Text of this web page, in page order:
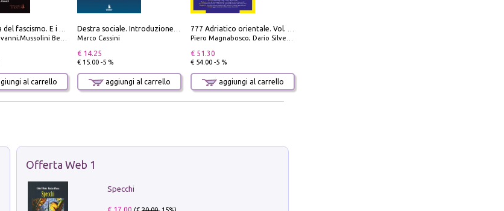
Benito
al carrello
Marco Cassini
€ 14.25
€ 15.00 -5 %
aggiungi al carrello
Piero Magnabosco; Dario Silvestro; Marco Sbrizzi
€ 51.30
€ 54.00 -5 %
aggiungi al carrello
Offerta Web 1
Specchi